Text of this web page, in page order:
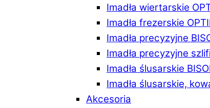
Imadła wiertarskie
Imadła frezerskie
Imadła precyzyjne
Imadła precyzyjne
Imadła ślusarskie
Imadła ślusarskie,
Akcesoria